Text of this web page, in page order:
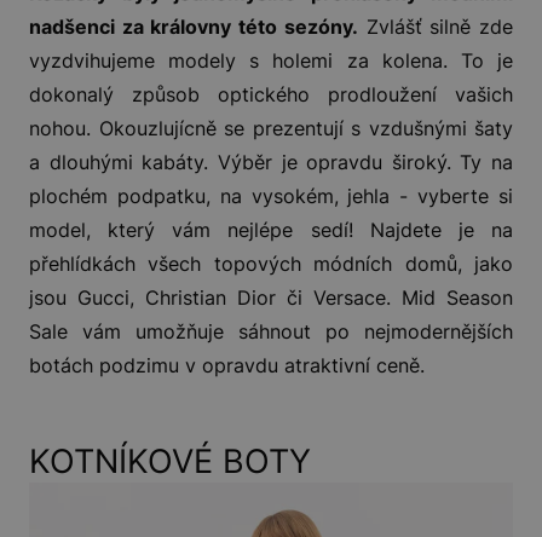
nadšenci za královny této sezóny. Zvlášť silně zde
vyzdvihujeme modely s holemi za kolena. To je
dokonalý způsob optického prodloužení vašich
nohou. Okouzlujícně se prezentují s vzdušnými šaty
a dlouhými kabáty. Výběr je opravdu široký. Ty na
plochém podpatku, na vysokém, jehla - vyberte si
model, který vám nejlépe sedí! Najdete je na
přehlídkách všech topových módních domů, jako
jsou Gucci, Christian Dior či Versace. Mid Season
Sale vám umožňuje sáhnout po nejmodernějších
botách podzimu v opravdu atraktivní ceně.
KOTNÍKOVÉ BOTY